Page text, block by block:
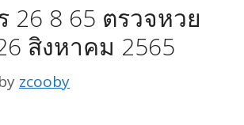
26 8 65 ตรวจหวย
สิงหาคม 2565
by zcooby